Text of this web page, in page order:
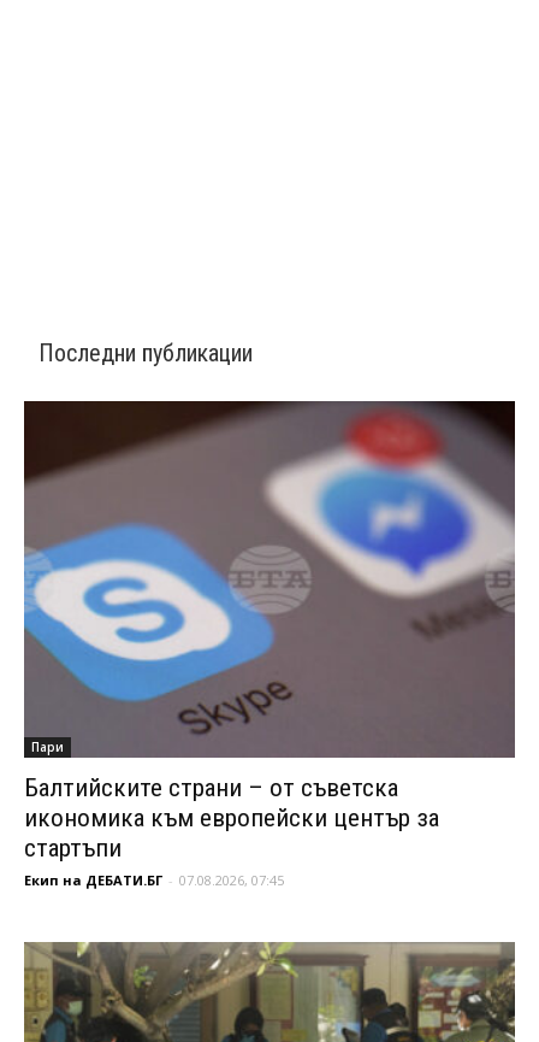
Последни публикации
Пари
Балтийските страни – от съветска
икономика към европейски център за
стартъпи
Екип на ДЕБАТИ.БГ - 07.08.2026, 07:45